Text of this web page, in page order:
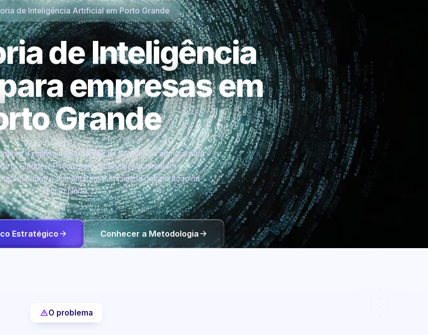
de Inteligência Artificial em Porto Grande
de Inteligência
empresas em
Grande
e implementa soluções de inteligência artificial para
Grande/AP reduzirem retrabalho, acelerarem o
dados e aumentarem a eficiência da operação na
região Norte.
Estratégico Conhecer a Metodologia
O problema